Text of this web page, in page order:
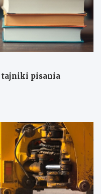
tajniki pisania